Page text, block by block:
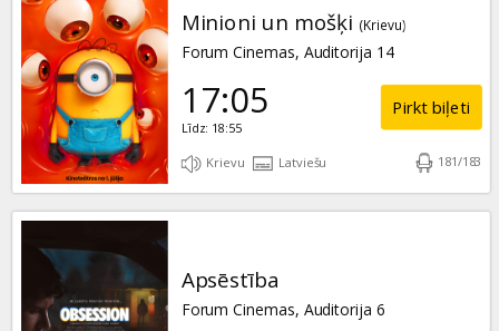
Minioni un mošķi (Krievu)
Forum Cinemas, Auditorija 14
17:05
Līdz: 18:55
Pirkt biļeti
Krievu Latviešu 181/183
Apsēstība
Forum Cinemas, Auditorija 6